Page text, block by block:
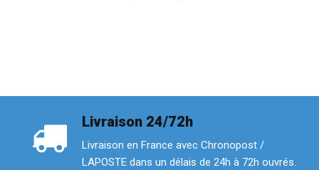
Livraison 24/72h
Livraison en France avec Chronopost /
LAPOSTE dans un délais de 24h à 72h ouvrés.